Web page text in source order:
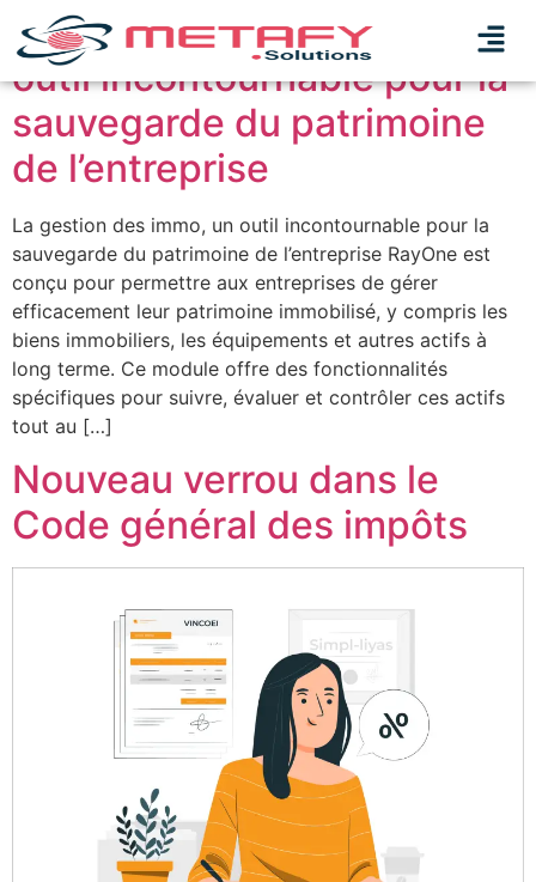
La gestion des immo, un
outil incontournable pour la
sauvegarde du patrimoine
de l’entreprise
La gestion des immo, un outil incontournable pour la
sauvegarde du patrimoine de l’entreprise RayOne est
conçu pour permettre aux entreprises de gérer
efficacement leur patrimoine immobilisé, y compris les
biens immobiliers, les équipements et autres actifs à
long terme. Ce module offre des fonctionnalités
spécifiques pour suivre, évaluer et contrôler ces actifs
tout au […]
Nouveau verrou dans le
Code général des impôts